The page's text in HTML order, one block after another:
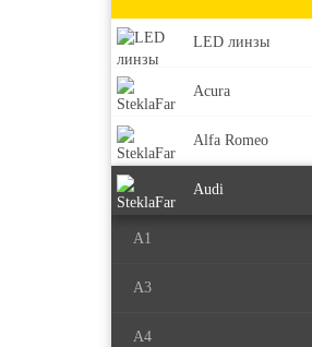
LED линзы
Acura
Alfa Romeo
Audi
A1
A3
A4